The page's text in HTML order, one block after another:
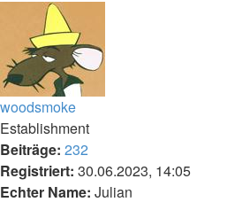
woodsmoke
Establishment
Beiträge: 232
Registriert: 30.06.2023, 14:05
Echter Name: Julian